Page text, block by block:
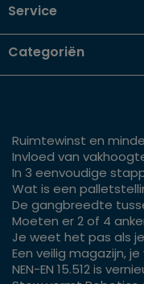
Service
Categoriën
Ruimtewinst en
Invloed van
In 3 eenvoudige
Wat is een
De gangbreedte
Moeten er 2 of 4
Je weet het pas als
Een veilig magazijn,
NEN-EN 15.512 is